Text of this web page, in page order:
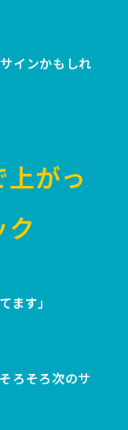
インかもしれ
がっ
ク
ます」
ろそろ次のサ